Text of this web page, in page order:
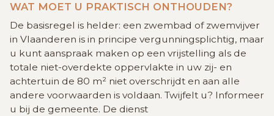
WAT MOET U PRAKTISCH ONTHOUDEN?
De basisregel is helder: een zwembad of zwemvijver
in Vlaanderen is in principe vergunningsplichtig, maar
u kunt aanspraak maken op een vrijstelling als de
totale niet-overdekte oppervlakte in uw zij- en
achtertuin de 80 m² niet overschrijdt en aan alle
andere voorwaarden is voldaan. Twijfelt u? Informeer
u bij de gemeente. De dienst